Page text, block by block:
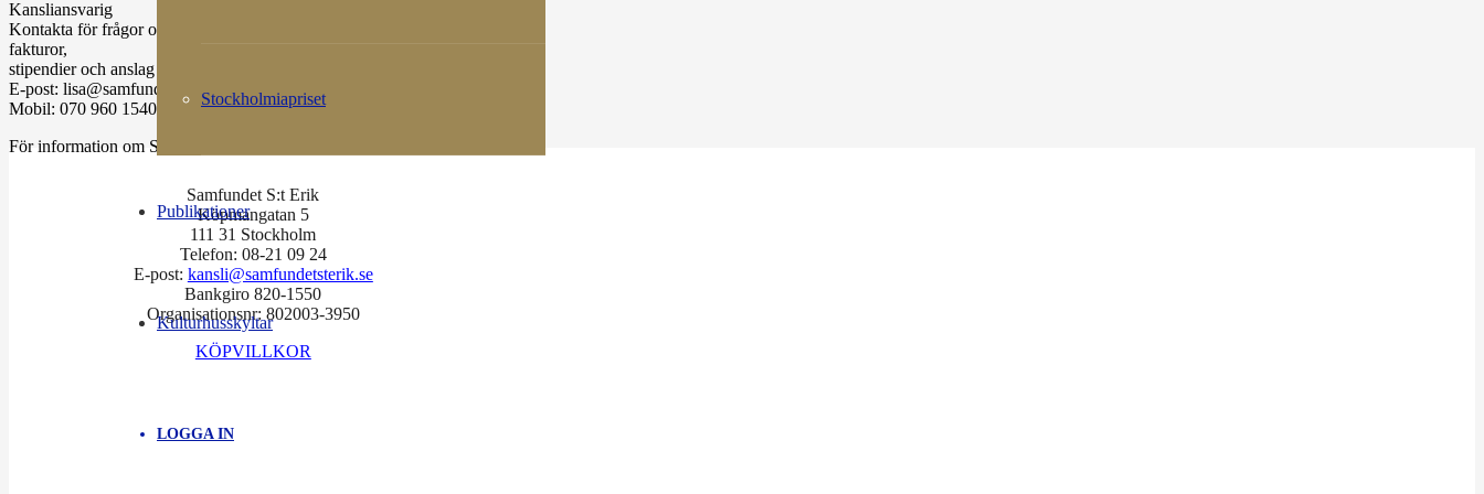
Stockholmiapriset
Publikationer
Kulturhusskyltar
LOGGA IN
Kansliansvarig
Kontakta för frågor om medlemskap, ekonomi och
fakturor,
stipendier och anslag samt Min Stockholmsskildring
E-post: lisa@samfundetsterik.se
Mobil: 070 960 1540
För information om Samfundet S:t Eriks styrelse, läs mer
Samfundet S:t Erik
Köpmangatan 5
111 31 Stockholm
Telefon: 08-21 09 24
E-post: kansli@samfundetsterik.se
Bankgiro 820-1550
Organisationsnr: 802003-3950
KÖPVILLKOR
Facebook